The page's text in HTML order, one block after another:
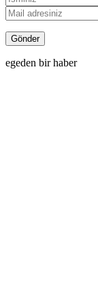
egeden bir haber